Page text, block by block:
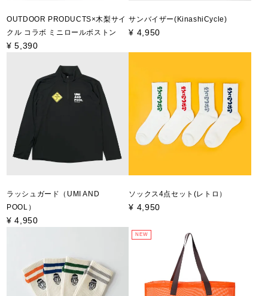
OUTDOOR PRODUCTS×木梨サイ
クル コラボ ミニロールボストン
¥ 5,390
サンバイザー(KinashiCycle)
¥ 4,950
ラッシュガード（UMI AND
POOL）
¥ 4,950
ソックス4点セット(レトロ）
¥ 4,950
NEW